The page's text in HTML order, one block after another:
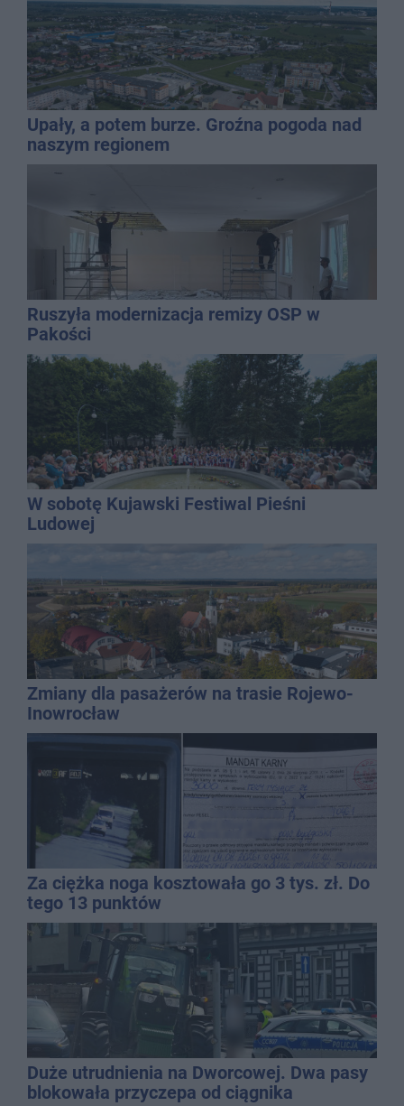
Upały, a potem burze. Groźna pogoda nad
naszym regionem
Ruszyła modernizacja remizy OSP w
Pakości
W sobotę Kujawski Festiwal Pieśni
Ludowej
Zmiany dla pasażerów na trasie Rojewo-
Inowrocław
Za ciężka noga kosztowała go 3 tys. zł. Do
tego 13 punktów
Duże utrudnienia na Dworcowej. Dwa pasy
blokowała przyczepa od ciągnika